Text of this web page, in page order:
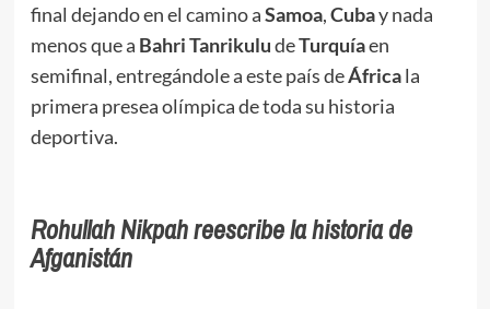
final dejando en el camino aSamoa,Cubay nada
menos que a Bahri TanrikuludeTurquíaen
semifinal, entregándole a este país deÁfricala
primera presea olímpica de toda su historia
deportiva.
Rohullah Nikpah reescribe la historia de
Afganistán